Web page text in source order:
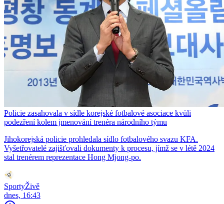
Policie zasahovala v sídle korejské fotbalové asociace kvůli
podezření kolem jmenování trenéra národního týmu
Jihokorejská policie prohledala sídlo fotbalového svazu KFA.
Vyšetřovatelé zajišťovali dokumenty k procesu, jímž se v létě 2024
stal trenérem reprezentace Hong Mjong-po.
SportyŽivě
dnes, 16:43